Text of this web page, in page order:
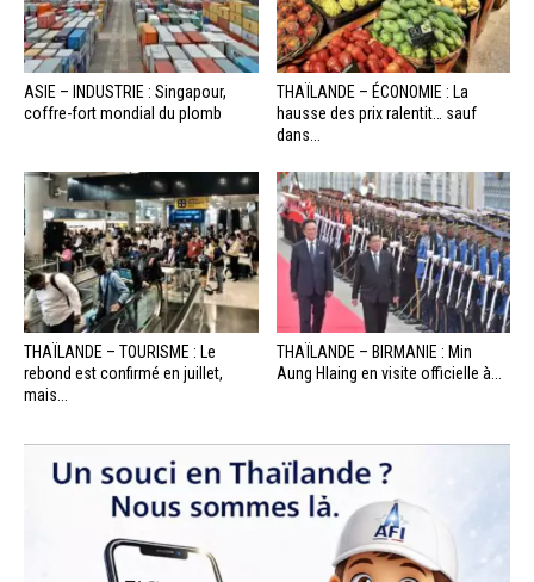
ASIE – INDUSTRIE : Singapour,
coffre-fort mondial du plomb
THAÏLANDE – ÉCONOMIE : La
hausse des prix ralentit… sauf
dans...
THAÏLANDE – TOURISME : Le
rebond est confirmé en juillet,
mais...
THAÏLANDE – BIRMANIE : Min
Aung Hlaing en visite officielle à...